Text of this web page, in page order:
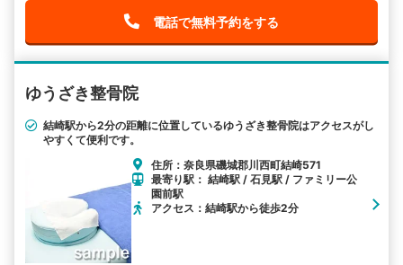
電話で無料予約をする
ゆうざき整骨院
結崎駅から2分の距離に位置しているゆうざき整骨院はアクセスがし
やすくて便利です。
住所：奈良県磯城郡川西町結崎571
最寄り駅： 結崎駅 / 石見駅 / ファミリー公
園前駅
アクセス：結崎駅から徒歩2分